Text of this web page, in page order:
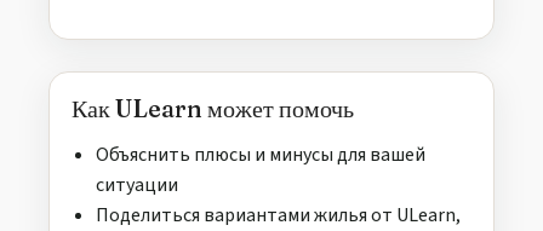
Как ULearn может помочь
Объяснить плюсы и минусы для вашей
ситуации
Поделиться вариантами жилья от ULearn,